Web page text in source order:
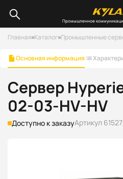
Промышленное
Главная Каталог Промышленные
Основная информация
Сервер
02-03-HV-HV
Доступно к заказуАртикул